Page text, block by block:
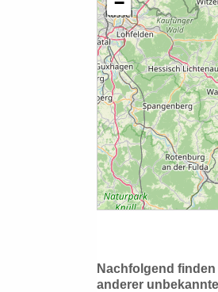
Nachfolgend
anderer